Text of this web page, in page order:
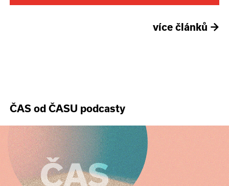
více článků →
ČAS od ČASU podcasty